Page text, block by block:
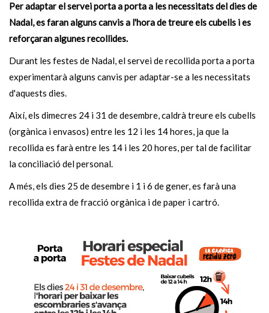
Per adaptar el servei porta a porta a les necessitats del dies de
Nadal, es faran alguns canvis a l'hora de treure els cubells i es
reforçaran algunes recollides.
Durant les festes de Nadal, el servei de recollida porta a porta
experimentarà alguns canvis per adaptar-se a les necessitats
d'aquests dies.
Així, els dimecres 24 i 31 de desembre, caldrà treure els cubells
(orgànica i envasos) entre les 12 i les 14 hores, ja que la
recollida es farà entre les 14 i les 20 hores, per tal de facilitar
la conciliació del personal.
A més, els dies 25 de desembre i 1 i 6 de gener, es farà una
recollida extra de fracció orgànica i de paper i cartró.